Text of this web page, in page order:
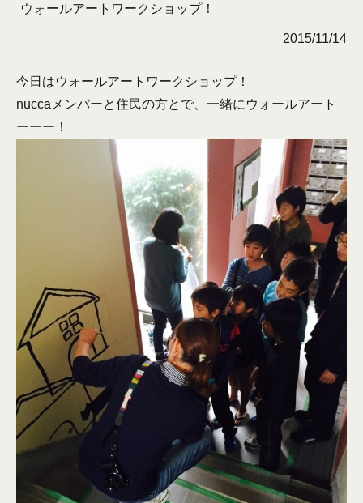
ウォールアートワークショップ！
2015/11/14
今日はウォールアートワークショップ！
nuccaメンバーと住民の方とで、一緒にウォールアート
ーーー！